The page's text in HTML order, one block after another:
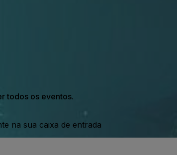
todos os eventos.
na sua caixa de entrada